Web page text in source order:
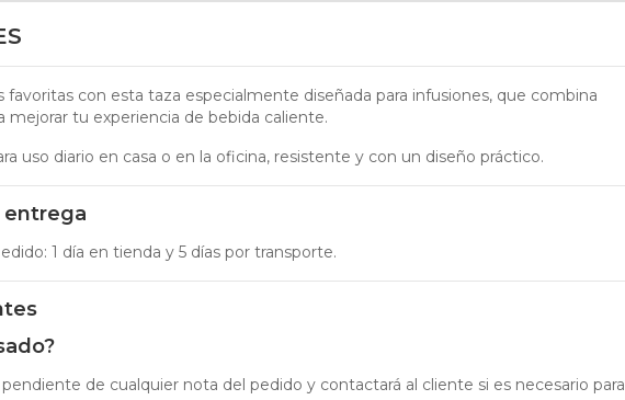
con esta taza especialmente diseñada para infusiones, que combina
mejorar tu experiencia de bebida caliente.
uso diario en casa o en la oficina, resistente y con un diseño práctico.
1 día en tienda y 5 días por transporte.
de cualquier nota del pedido y contactará al cliente si es necesario para